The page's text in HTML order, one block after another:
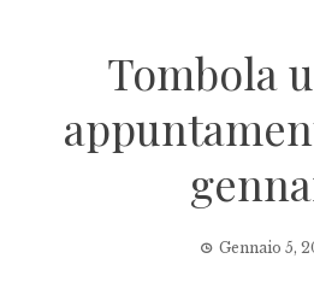
Tombola
Gennaio 5,